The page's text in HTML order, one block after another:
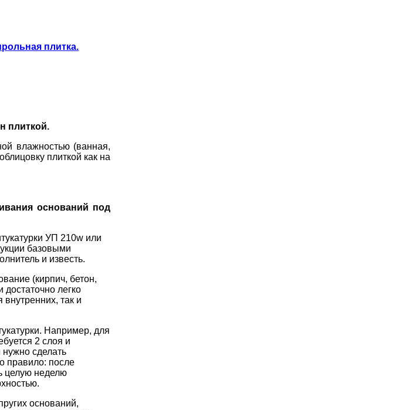
плитка.
плиткой.
влажностью (ванная,
плиткой как на
оснований под
УП 210w или
базовыми
и известь.
(кирпич, бетон,
легко
так и
Например, для
2 слоя и
сделать
правило: после
целую неделю
оснований,